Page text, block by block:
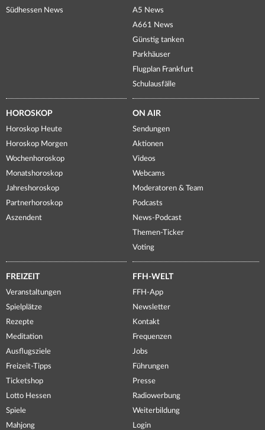
Südhessen News
A5 News
A661 News
Günstig tanken
Parkhäuser
Flugplan Frankfurt
Schulausfälle
HOROSKOP
Horoskop Heute
Horoskop Morgen
Wochenhoroskop
Monatshoroskop
Jahreshoroskop
Partnerhoroskop
Aszendent
ON AIR
Sendungen
Aktionen
Videos
Webcams
Moderatoren & Team
Podcasts
News-Podcast
Themen-Ticker
Voting
FREIZEIT
Veranstaltungen
Spielplätze
Rezepte
Meditation
Ausflugsziele
Freizeit-Tipps
Ticketshop
Lotto Hessen
Spiele
Mahjong
FFH-WELT
FFH-App
Newsletter
Kontakt
Frequenzen
Jobs
Führungen
Presse
Radiowerbung
Weiterbildung
Login